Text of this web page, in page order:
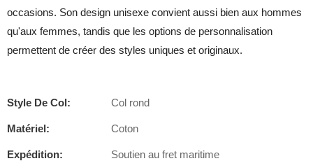
occasions. Son design unisexe convient aussi bien aux hommes
qu'aux femmes, tandis que les options de personnalisation
permettent de créer des styles uniques et originaux.
Style De Col: Col rond
Matériel: Coton
Expédition: Soutien au fret maritime